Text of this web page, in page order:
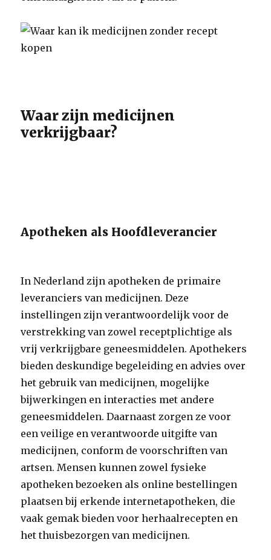
Waar zijn medicijnen
verkrijgbaar?
Apotheken als Hoofdleverancier
In Nederland zijn apotheken de primaire
leveranciers van medicijnen. Deze
instellingen zijn verantwoordelijk voor de
verstrekking van zowel receptplichtige als
vrij verkrijgbare geneesmiddelen. Apothekers
bieden deskundige begeleiding en advies over
het gebruik van medicijnen, mogelijke
bijwerkingen en interacties met andere
geneesmiddelen. Daarnaast zorgen ze voor
een veilige en verantwoorde uitgifte van
medicijnen, conform de voorschriften van
artsen. Mensen kunnen zowel fysieke
apotheken bezoeken als online bestellingen
plaatsen bij erkende internetapotheken, die
vaak gemak bieden voor herhaalrecepten en
het thuisbezorgen van medicijnen.